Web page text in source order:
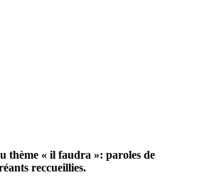
thème « il faudra »: paroles de
reccueillies.